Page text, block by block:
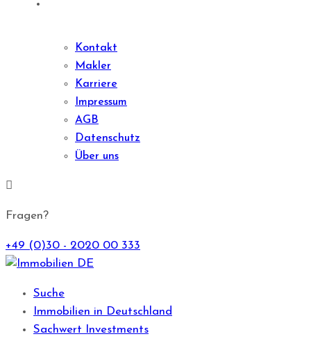
Kontakt
Makler
Karriere
Impressum
AGB
Datenschutz
Über uns
Fragen?
+49 (0)30 - 2020 00 333
Suche
Immobilien in Deutschland
Sachwert Investments